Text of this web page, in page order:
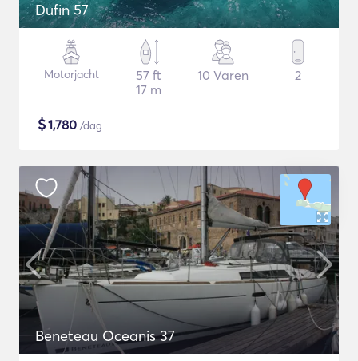
Dufin 57
Motorjacht
57 ft
17 m
10 Varen 2
$1,780 /dag
Beneteau Oceanis 37